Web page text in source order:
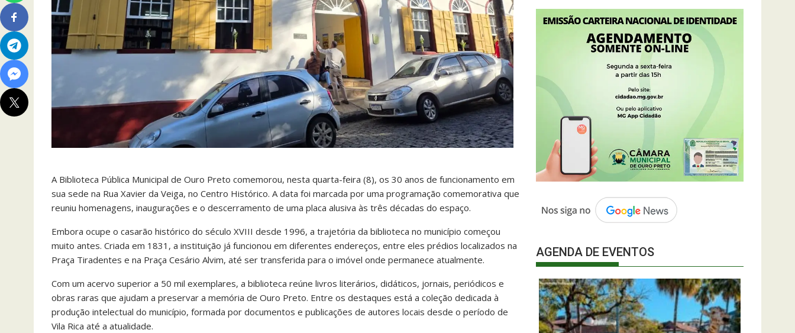
A Biblioteca Pública Municipal de Ouro Preto comemorou, nesta quarta-feira (8), os 30 anos de funcionamento em
sua sede na Rua Xavier da Veiga, no Centro Histórico. A data foi marcada por uma programação comemorativa que
reuniu homenagens, inaugurações e o descerramento de uma placa alusiva às três décadas do espaço.
Embora ocupe o casarão histórico do século XVIII desde 1996, a trajetória da biblioteca no município começou
muito antes. Criada em 1831, a instituição já funcionou em diferentes endereços, entre eles prédios localizados na
Praça Tiradentes e na Praça Cesário Alvim, até ser transferida para o imóvel onde permanece atualmente.
Com um acervo superior a 50 mil exemplares, a biblioteca reúne livros literários, didáticos, jornais, periódicos e
obras raras que ajudam a preservar a memória de Ouro Preto. Entre os destaques está a coleção dedicada à
produção intelectual do município, formada por documentos e publicações de autores locais desde o período de
Vila Rica até a atualidade.
AGENDA DE EVENTOS